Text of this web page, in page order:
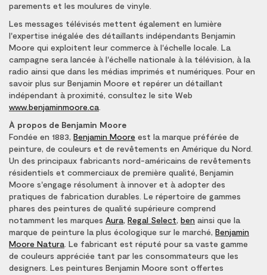
parements et les moulures de vinyle.
Les messages télévisés mettent également en lumière
l'expertise inégalée des détaillants indépendants Benjamin
Moore qui exploitent leur commerce à l'échelle locale. La
campagne sera lancée à l'échelle nationale à la télévision, à la
radio ainsi que dans les médias imprimés et numériques. Pour en
savoir plus sur Benjamin Moore et repérer un détaillant
indépendant à proximité, consultez le site Web
www.benjaminmoore.ca
À propos de Benjamin Moore
Fondée en 1883, Benjamin Moore est la marque préférée de
peinture, de couleurs et de revêtements en Amérique du Nord.
Un des principaux fabricants nord-américains de revêtements
résidentiels et commerciaux de première qualité, Benjamin
Moore s'engage résolument à innover et à adopter des
pratiques de fabrication durables. Le répertoire de gammes
phares des peintures de qualité supérieure comprend
notamment les marques Aura, Regal Select, ben ainsi que la
marque de peinture la plus écologique sur le marché, Benjamin
Moore Natura . Le fabricant est réputé pour sa vaste gamme
de couleurs appréciée tant par les consommateurs que les
designers. Les peintures Benjamin Moore sont offertes